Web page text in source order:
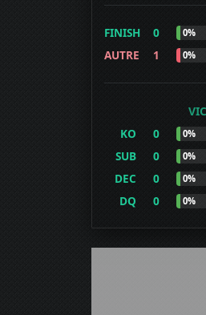
FINISH 0 0%
AUTRE 1 0%
KO
0 0%
SUB 0 0%
DEC 0 0%
DQ 0 0%